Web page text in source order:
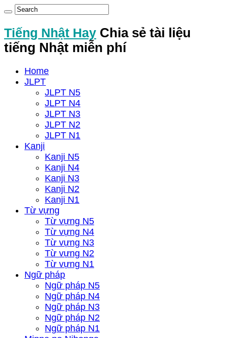
Tiếng Nhật Hay Chia sẻ tài liệu
tiếng Nhật miễn phí
Home
JLPT
JLPT N5
JLPT N4
JLPT N3
JLPT N2
JLPT N1
Kanji
Kanji N5
Kanji N4
Kanji N3
Kanji N2
Kanji N1
Từ vựng
Từ vựng N5
Từ vựng N4
Từ vựng N3
Từ vựng N2
Từ vựng N1
Ngữ pháp
Ngữ pháp N5
Ngữ pháp N4
Ngữ pháp N3
Ngữ pháp N2
Ngữ pháp N1